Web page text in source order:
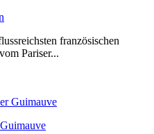
französischen
Pariser...